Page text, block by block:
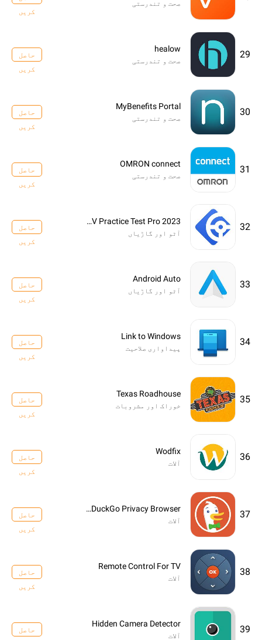
صحت و تندرستی
کریں
29
healow
صحت و تندرستی
حاصل
کریں
30
MyBenefits Portal
صحت و تندرستی
حاصل
کریں
31
OMRON connect
صحت و تندرستی
حاصل
کریں
32
DMV Practice Test Pro 2023
آٹو اور گاڑیاں
حاصل
کریں
33
Android Auto
آٹو اور گاڑیاں
حاصل
کریں
34
Link to Windows
پیداواری صلاحیت
حاصل
کریں
35
Texas Roadhouse
خوراک اور مشروبات
حاصل
کریں
36
Wodfix
آلات
حاصل
کریں
37
DuckDuckGo Privacy Browser
آلات
حاصل
کریں
38
Remote Control For TV
آلات
حاصل
کریں
39
Hidden Camera Detector
آلات
حاصل